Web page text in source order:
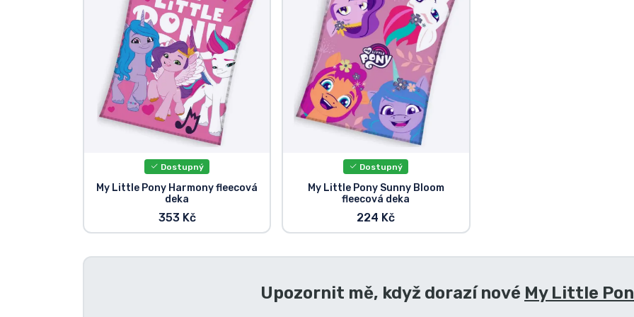
Dostupný
My Little Pony Harmony fleecová
deka
353 Kč
Dostupný
My Little Pony Sunny Bloom
fleecová deka
224 Kč
Upozornit mě, když dorazí nové My Little
Úžasné věci
Hráčské věci
Sportovní věci
Hudební věci